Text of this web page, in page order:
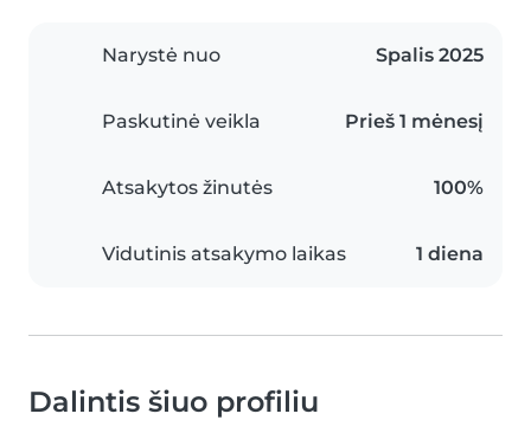
Narystė nuo Spalis 2025
Paskutinė veikla Prieš 1 mėnesį
Atsakytos žinutės 100%
Vidutinis atsakymo laikas 1 diena
Dalintis šiuo profiliu